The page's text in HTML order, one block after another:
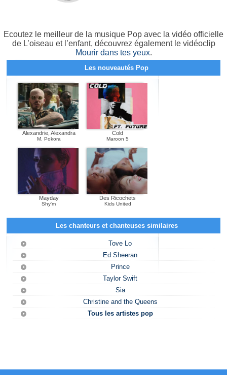
Ecoutez le meilleur de la musique Pop avec la vidéo officielle
de L’oiseau et l’enfant, découvrez également le vidéoclip
Mourir dans tes yeux.
Les nouveautés Pop
Alexandrie, Alexandra
M. Pokora
Cold
Maroon 5
Mayday
Shy'm
Des Ricochets
Kids United
Les chanteurs et chanteuses similaires
Tove Lo
Ed Sheeran
Prince
Taylor Swift
Sia
Christine and the Queens
Tous les artistes pop